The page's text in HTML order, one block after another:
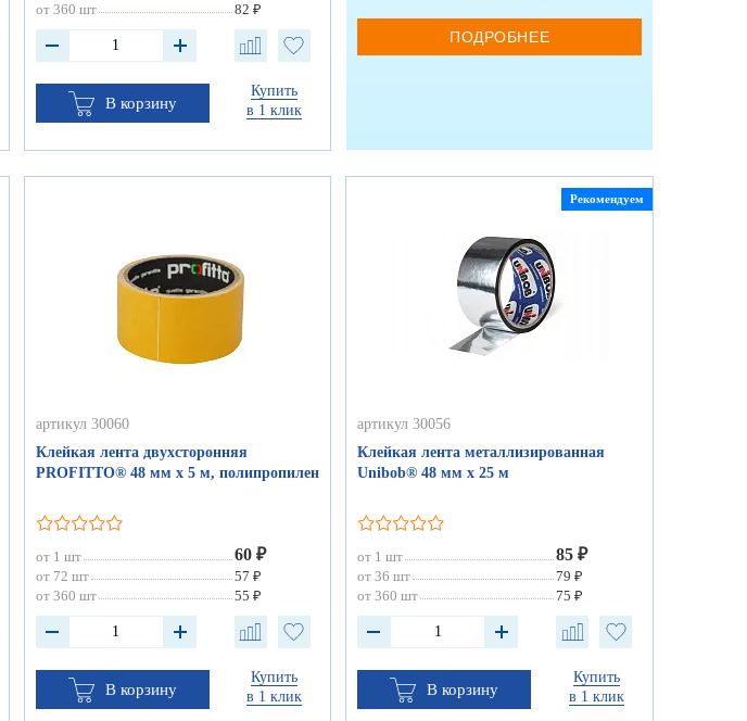
от 360 шт
82 ₽
В корзину
Купить
в 1 клик
ПОДРОБНЕЕ
артикул 30060
Клейкая лента двухсторонняя
PROFITTO® 48 мм х 5 м, полипропилен
от 1 шт 60 ₽
от 72 шт
57 ₽
от 360 шт
55 ₽
В корзину
Купить
в 1 клик
Рекомендуем
артикул 30056
Клейкая лента металлизированная
Unibob® 48 мм х 25 м
от 1 шт 85 ₽
от 36 шт
79 ₽
от 360 шт
75 ₽
В корзину
Купить
в 1 клик